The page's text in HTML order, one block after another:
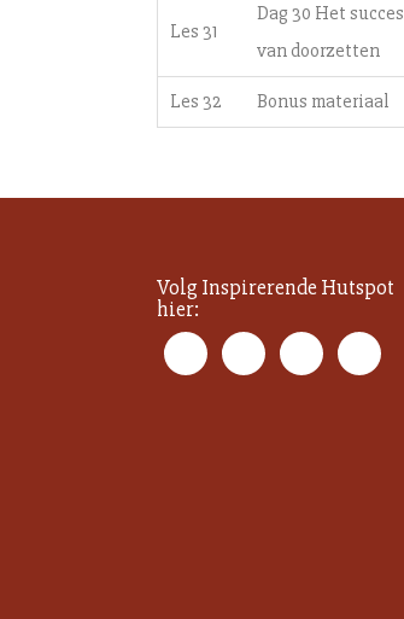
Les 31
Dag 30 Het succes
van doorzetten
Les 32 Bonus materiaal
Volg Inspirerende Hutspot
hier: